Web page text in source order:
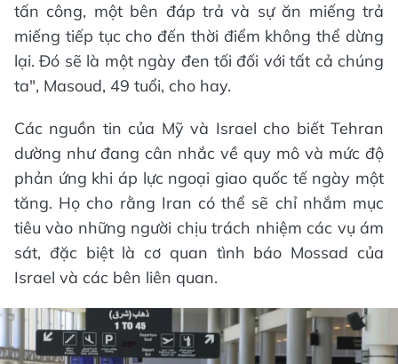
tấn công, một bên đáp trả và sự ăn miếng trả
miếng tiếp tục cho đến thời điểm không thể dừng
lại. Đó sẽ là một ngày đen tối đối với tất cả chúng
ta", Masoud, 49 tuổi, cho hay.
Các nguồn tin của Mỹ và Israel cho biết Tehran
dường như đang cân nhắc về quy mô và mức độ
phản ứng khi áp lực ngoại giao quốc tế ngày một
tăng. Họ cho rằng Iran có thể sẽ chỉ nhắm mục
tiêu vào những người chịu trách nhiệm các vụ ám
sát, đặc biệt là cơ quan tình báo Mossad của
Israel và các bên liên quan.